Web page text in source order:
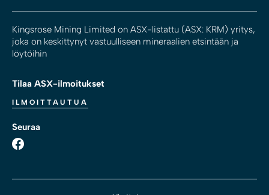
Kingsrose Mining Limited on ASX-listattu (ASX: KRM) yritys,
joka on keskittynyt vastuulliseen mineraalien etsintään ja
löytöihin
Tilaa ASX-ilmoitukset
ILMOITTAUTUA
Seuraa